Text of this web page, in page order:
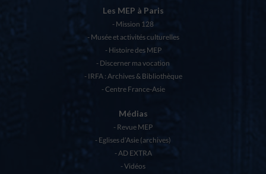
Les MEP à Paris
Mission 128
Musée et activités culturelles
Histoire des MEP
Discerner ma vocation
IRFA : Archives & Bibliothèque
Centre France-Asie
Médias
Revue MEP
Eglises d’Asie (archives)
AD EXTRA
Vidéos